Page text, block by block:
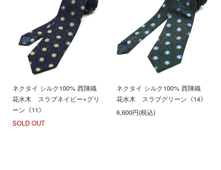
ネクタイ シルク100% 西陣織
花水木 スラブネイビー×グリ
ーン《11》
SOLD OUT
ネクタイ シルク100% 西陣織
花水木 スラブグリーン《14》
6,600円(税込)